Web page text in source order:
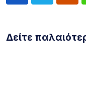
Δείτε